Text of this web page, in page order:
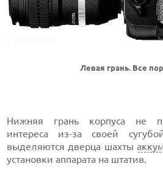
Левая грань. Все
Нижняя грань корпуса не
интереса из-за своей
выделяются дверца шахты
установки аппарата на штатив.